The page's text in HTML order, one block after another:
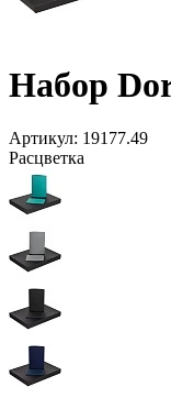
Набор
Артикул: 19177.49
Расцветка